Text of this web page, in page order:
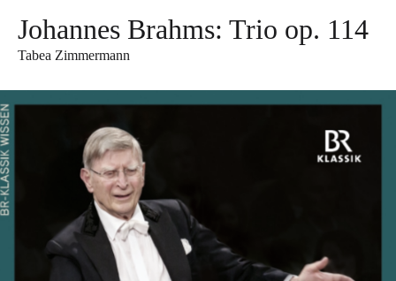
Johannes Brahms: Trio op. 114
Tabea Zimmermann